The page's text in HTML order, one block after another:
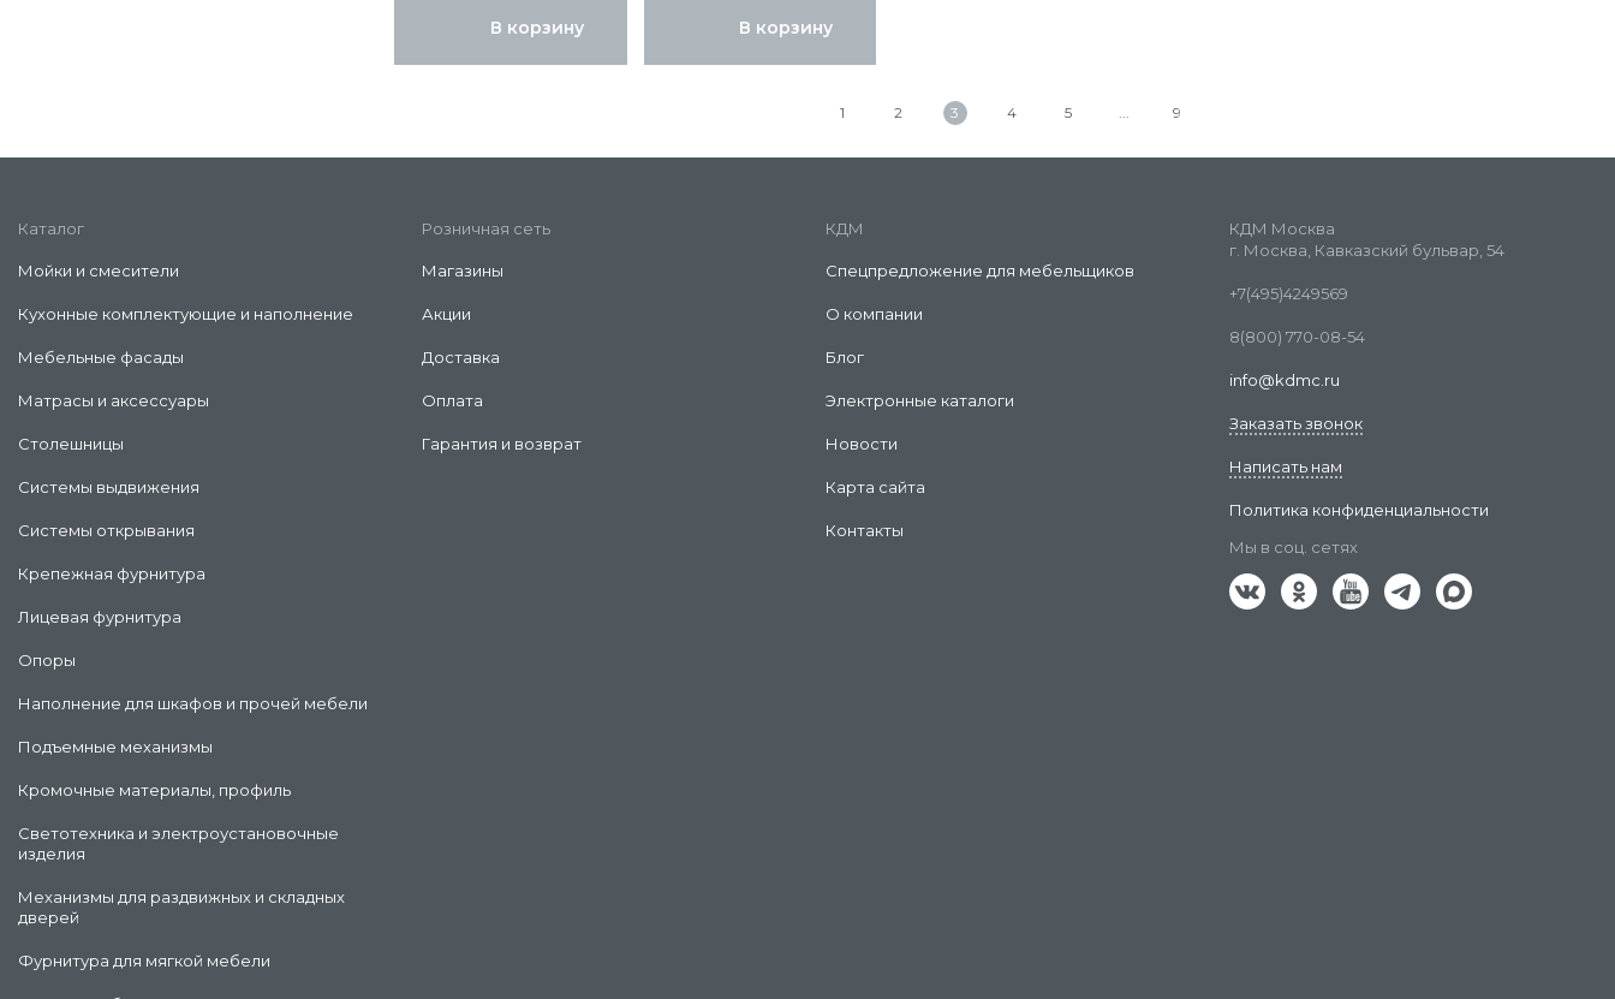
В корзину В корзину
1 2 3 4 5 9
Каталог
Мойки и смесители
Кухонные комплектующие и наполнение
Мебельные фасады
Матрасы и аксессуары
Столешницы
Системы выдвижения
Системы открывания
Крепежная фурнитура
Лицевая фурнитура
Опоры
Наполнение для шкафов и прочей мебели
Подъемные механизмы
Кромочные материалы, профиль
Светотехника и электроустановочные
изделия
Механизмы для раздвижных и складных
дверей
Фурнитура для мягкой мебели
Розничная сеть
Магазины
Акции
Доставка
Оплата
Гарантия и возврат
КДМ
Спецпредложение для мебельщиков
О компании
Блог
Электронные каталоги
Новости
Карта сайта
Контакты
КДМ Москва
г. Москва, Кавказский бульвар, 54
+7(495)4249569
8(800) 770-08-54
info@kdmc.ru
Заказать звонок
Написать нам
Политика конфиденциальности
Мы в соц. сетях